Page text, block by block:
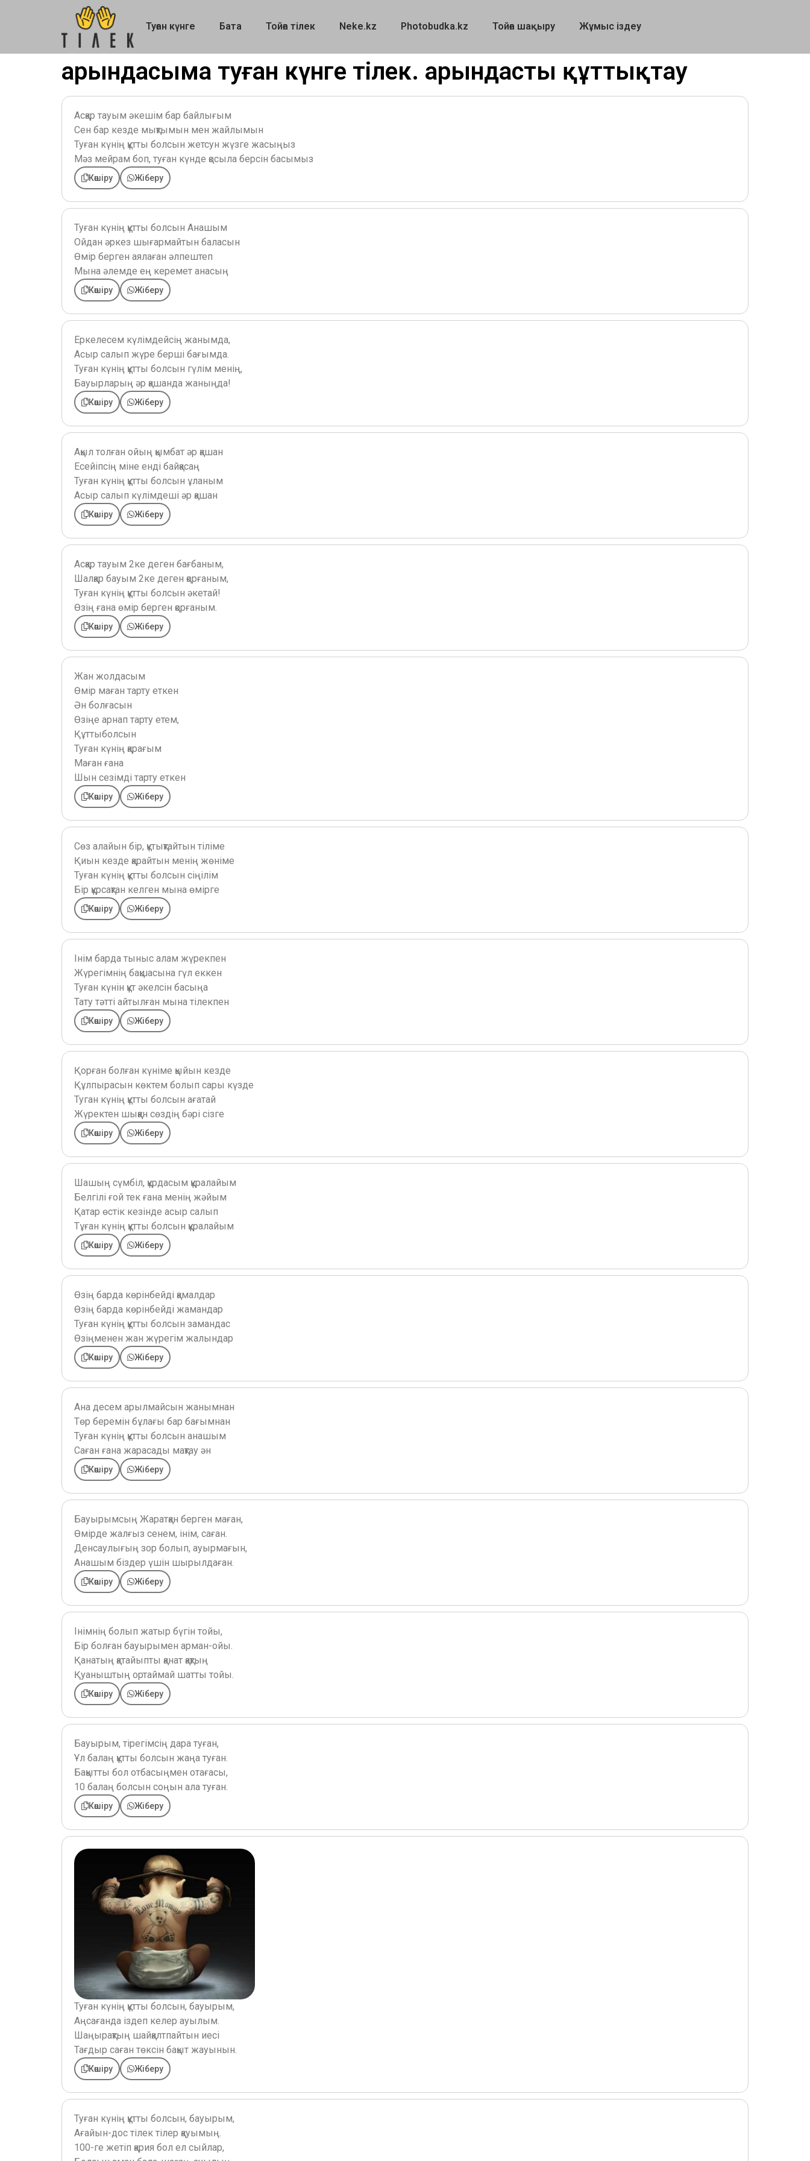
Туған күнге Бата Тойға тілек Neke.kz Photobudka.kz Тойға шақыру Жұмыс іздеу
Қарындасыма туған күнге тілек. Қарындасты құттықтау
Асқар тауым әкешім бар байлығым
Сен бар кезде мықтымын мен жайлымын
Туған күнің құтты болсын жетсун жүзге жасыңыз
Мәз мейрам боп, туған күнде қосыла берсін басымыз
Көшіру Жіберу
Туған күнің құтты болсын Анашым
Ойдан әркез шығармайтын баласын
Өмір берген аялаған әлпештеп
Мына әлемде ең керемет анасың
Көшіру Жіберу
Еркелесем күлімдейсің жанымда,
Асыр салып жүре берші бағымда.
Туған күнің құтты болсын гүлім менің,
Бауырларың әр қашанда жаныңда!
Көшіру Жіберу
Ақыл толған ойың қымбат әр қашан
Есейіпсің міне енді байқасаң
Туған күнің құтты болсын ұланым
Асыр салып күлімдеші әр қашан
Көшіру Жіберу
Асқар тауым 2ке деген бағбаным,
Шалқар бауым 2ке деген қорғаным,
Туған күнің құтты болсын әкетай!
Өзің ғана өмір берген қорғаным.
Көшіру Жіберу
Жан жолдасым
Өмір маған тарту еткен
Ән болғасын
Өзіңе арнап тарту етем,
Құттыболсын
Туған күнің қарағым
Маған ғана
Шын сезімді тарту еткен
Көшіру Жіберу
Сөз алайын бір, құтықтайтын тіліме
Қиын кезде қарайтын менің жөніме
Туған күнің құтты болсын сіңілім
Бір құрсақтан келген мына өмірге
Көшіру Жіберу
Інім барда тыныс алам жүрекпен
Жүрегімнің бақшасына гүл еккен
Туған күнін құт әкелсін басыңа
Тату тәтті айтылған мына тілекпен
Көшіру Жіберу
Қорған болған күніме қыйын кезде
Құлпырасын көктем болып сары күзде
Туган күнің құтты болсын ағатай
Жүректен шыққан сөздің бәрі сізге
Көшіру Жіберу
Шашың сүмбіл, құрдасым құралайым
Белгілі ғой тек ғана менің жәйым
Қатар өстік кезінде асыр салып
Тұған күнің құтты болсын құралайым
Көшіру Жіберу
Өзің барда көрінбейді қамалдар
Өзің барда көрінбейді жамандар
Туған күнің құтты болсын замандас
Өзіңменен жан жүрегім жалындар
Көшіру Жіберу
Ана десем арылмайсын жанымнан
Төр беремін бұлағы бар бағымнан
Туған күнің құтты болсын анашым
Саған ғана жарасады мақтау ән
Көшіру Жіберу
Бауырымсың Жаратқан берген маған,
Өмірде жалғыз сенем, інім, саған.
Денсаулығың зор болып, ауырмағын,
Анашым біздер үшін шырылдаған.
Көшіру Жіберу
Інімнің болып жатыр бүгін тойы,
Бір болған бауырымен арман-ойы.
Қанатың қатайыпты қанат қақтың
Қуаныштың ортаймай шатты тойы.
Көшіру Жіберу
Бауырым, тірегімсің дара туған,
Ұл балаң құтты болсын жаңа туған.
Бақытты бол отбасыңмен отағасы,
10 балаң болсын соңын ала туған.
Көшіру Жіберу
Туған күнің құтты болсын, бауырым,
Аңсағанда іздеп келер ауылым.
Шаңырақтың шайқалтпайтын иесі
Тағдыр саған төксін бақыт жауынын.
Көшіру Жіберу
Туған күнің құтты болсын, бауырым,
Ағайын-дос тілек тілер қауымың.
100-ге жетіп қария бол ел сыйлар,